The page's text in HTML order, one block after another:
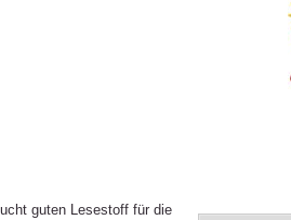
guten Lesestoff für die